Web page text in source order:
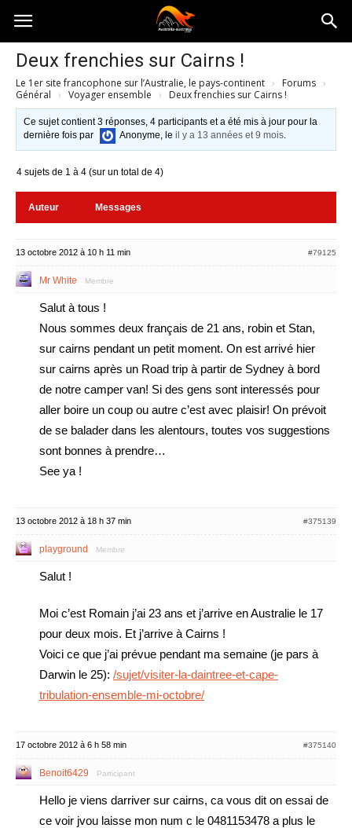
Australia-
australie.com
Deux frenchies sur Cairns !
Le 1er site francophone sur l’Australie, le pays-continent › Forums ›
Général › Voyager ensemble › Deux frenchies sur Cairns !
Ce sujet contient 3 réponses, 4 participants et a été mis à jour pour la
dernière fois par
Anonyme, leil y a 13 années et 9 mois.
4 sujets de 1 à 4 (sur un total de 4)
Auteur Messages
13 octobre 2012 à 10 h 11 min #79125
Mr White Membre
Salut à tous !
Nous sommes deux français de 21 ans, robin et Stan,
sur cairns pendant un petit moment. On est arrivé hier
sur cairns après un Road trip à partir de Sydney à bord
de notre camper van! Si des gens sont interessés pour
aller boire un coup ou autre c’est avec plaisir! On prévoit
de se balader dans les alentours, toutes vos suggestions
sont bonnes à prendre…
See ya !
13 octobre 2012 à 18 h 37 min #375139
playground Membre
Salut !
Moi c’est Romain j’ai 23 ans et j’arrive en Australie le 17
pour deux mois. Et j’arrive à Cairns !
Voici ce que j’ai prévue pendant ma semaine (je pars à
Darwin le 25): /sujet/visiter-la-daintree-et-cape-
tribulation-ensemble-mi-octobre/
17 octobre 2012 à 6 h 58 min #375140
Benoit6429 Participant
Hello je viens darriver sur cairns, ca vous dit on essai de
ce voir jvou laisse mon num c le 0481153478 a plus le